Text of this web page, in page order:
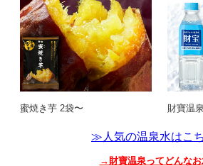
蜜焼き芋 2袋〜 財寶温
≫人気の温泉水はこ
→財寶温泉ってどんなお